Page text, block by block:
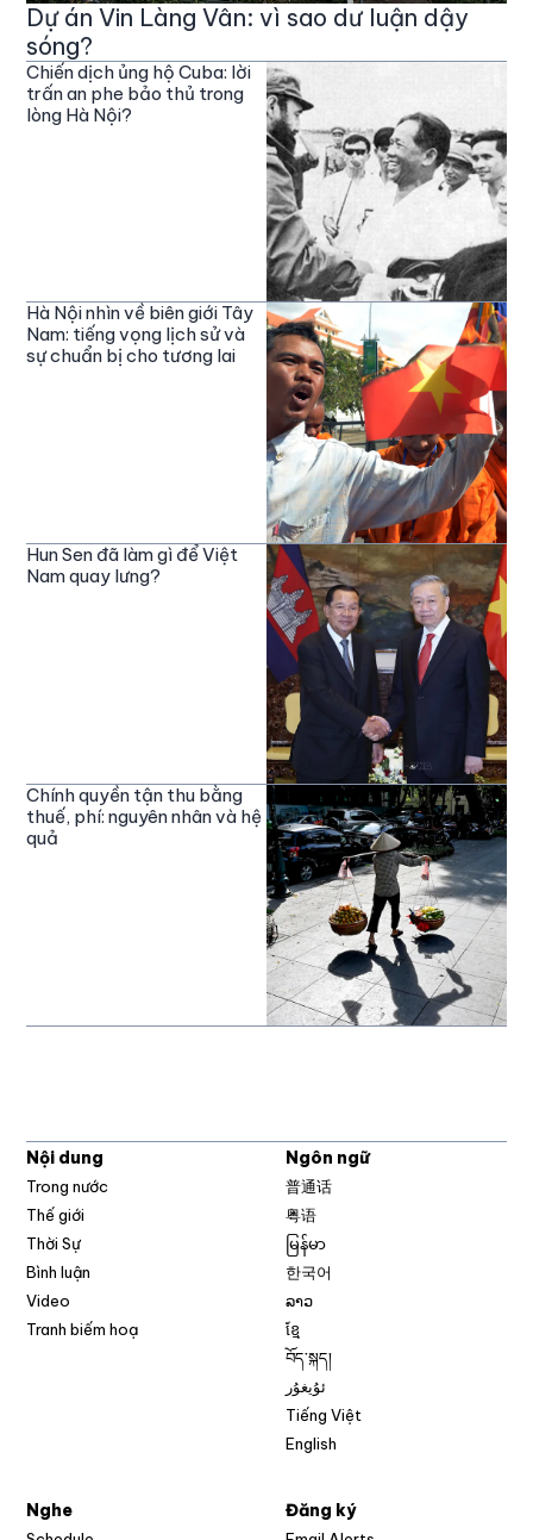
Dự án Vin Làng Vân: vì sao dư luận dậy
sóng?
Chiến dịch ủng hộ Cuba: lời
trấn an phe bảo thủ trong
lòng Hà Nội?
Hà Nội nhìn về biên giới Tây
Nam: tiếng vọng lịch sử và
sự chuẩn bị cho tương lai
Hun Sen đã làm gì để Việt
Nam quay lưng?
Chính quyền tận thu bằng
thuế, phí: nguyên nhân và hệ
quả
Nội dung
Trong nước
Thế giới
Thời Sự
Bình luận
Video
Tranh biếm hoạ
Ngôn ngữ
普通话
粤语
မြန်မာ
한국어
ລາວ
ខ្មែ
བོད་སྐད།
ئۇيغۇر
Tiếng Việt
English
Nghe Đăng ký